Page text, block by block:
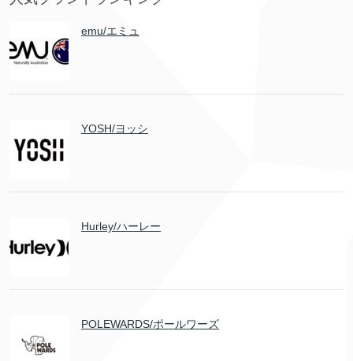
emu/エミュ
YOSH/ヨッシ
Hurley/ハーレー
POLEWARDS/ポールワーズ